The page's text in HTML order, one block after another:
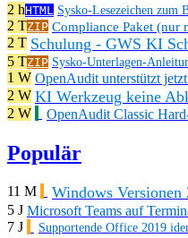
2 hHTML Sysko-Lesezeichen zum
2 TZIP Compliance Paket (nur
2 T Schulung - GWS KI
5 TZIP Sysko-Unterlagen-
1 W OpenAudit unterstützt
2 W KI Werkzeug keine
2 W OpenAudit Classic
Populär
11 M Windows Versionen
5 J Microsoft Teams auf
7 J
Supportende Office 2019